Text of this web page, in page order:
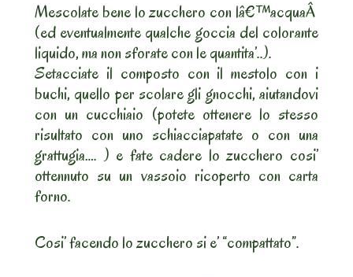
Mescolate bene lo zucchero con lâ€™acquaÂ
(ed eventualmente qualche goccia del colorante
liquido, ma non sforate con le quantita’..).
Setacciate il composto con il mestolo con i
buchi, quello per scolare gli gnocchi, aiutandovi
con un cucchiaio (potete ottenere lo stesso
risultato con uno schiacciapatate o con una
grattugia…. ) e fate cadere lo zucchero cosi’
ottennuto su un vassoio ricoperto con carta
forno.
Cosi’ facendo lo zucchero si e’ “compattato”.